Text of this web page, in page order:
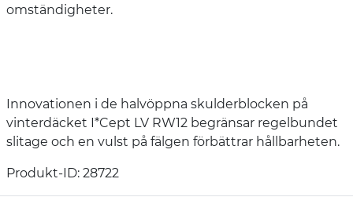
omständigheter.
Innovationen i de halvöppna skulderblocken på
vinterdäcket I*Cept LV RW12 begränsar regelbundet
slitage och en vulst på fälgen förbättrar hållbarheten.
Produkt-ID: 28722